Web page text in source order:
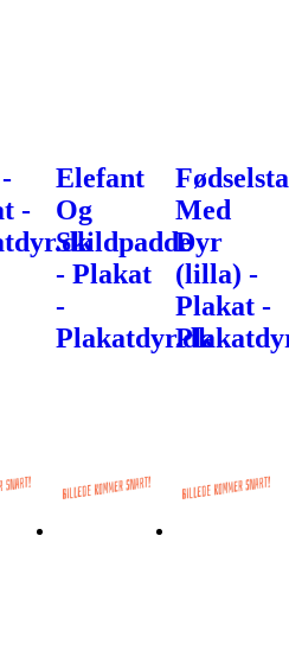
-
Elefant
Og
Skildpadde
- Plakat
-
Plakatdyr.dk
Med
Dyr
(lilla) -
Plakat -